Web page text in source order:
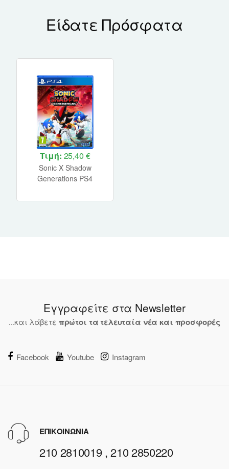
Είδατε Πρόσφατα
Τιμή: 25,40 €
Sonic X Shadow
Generations PS4
Εγγραφείτε στα Newsletter
...και λάβετε πρώτοι τα τελευταία νέα και προσφορές
Facebook Youtube Instagram
ΕΠΙΚΟΙΝΩΝΙΑ
210 2810019 , 210 2850220